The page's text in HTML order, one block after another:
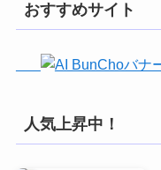
おすすめサイト
人気上昇中！